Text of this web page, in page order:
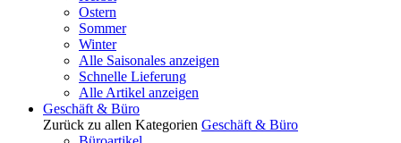
Ostern
Sommer
Winter
Alle Saisonales anzeigen
Schnelle Lieferung
Alle Artikel anzeigen
Geschäft & Büro
Zurück zu allen Kategorien Geschäft & Büro